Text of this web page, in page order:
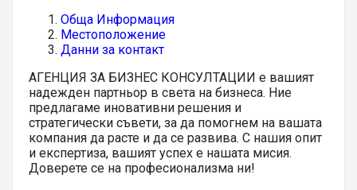
Обща Информация
Местоположение
Данни за контакт
АГЕНЦИЯ ЗА БИЗНЕС КОНСУЛТАЦИИ е вашият
надежден партньор в света на бизнеса. Ние
предлагаме иновативни решения и
стратегически съвети, за да помогнем на вашата
компания да расте и да се развива. С нашия опит
и експертиза, вашият успех е нашата мисия.
Доверете се на професионализма ни!